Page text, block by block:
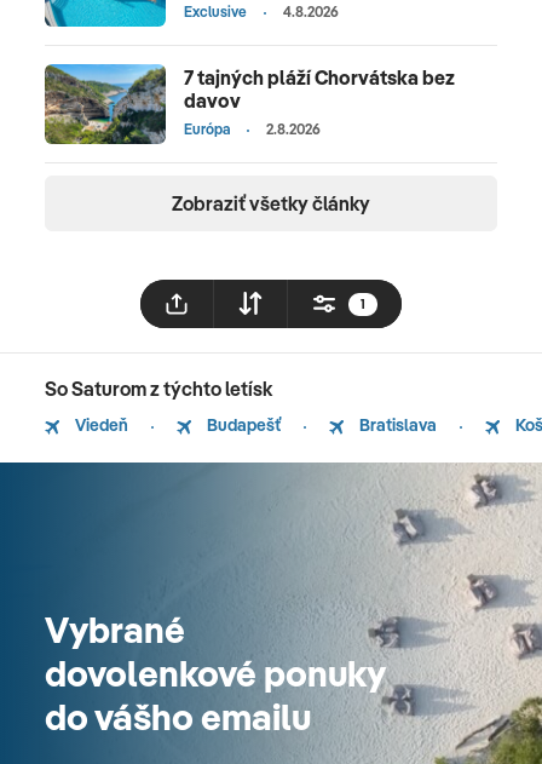
Exclusive 4.8.2026
7 tajných pláží Chorvátska bez
davov
Európa 2.8.2026
Zobraziť všetky články
1
So Saturom z týchto letísk
Viedeň Budapešť Bratislava
Vybrané
dovolenkové ponuky
do vášho emailu